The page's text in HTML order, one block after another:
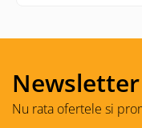
Newsletter
Nu rata ofertele si